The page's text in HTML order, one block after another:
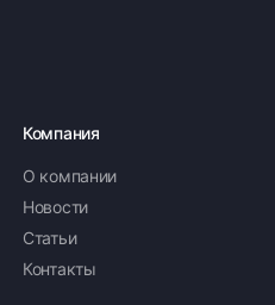
Компания
О компании
Новости
Статьи
Контакты